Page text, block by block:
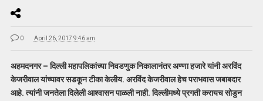
0 April 26, 2017 9:46 am
अहमदनगर – दिल्ली महापलिकांच्या निवडणुक निकालानंतर अण्णा हजारे यांनी अरविंद
केजरीवाल यांच्यावर सडकून टीका केलीय. अरविंद केजरीवाल हेच पराभवास जबाबदार
आहे. त्यांनी जनतेला दिलेली आश्वासन पाळली नाही. दिल्लीमध्ये प्रगती करायच सोडुन